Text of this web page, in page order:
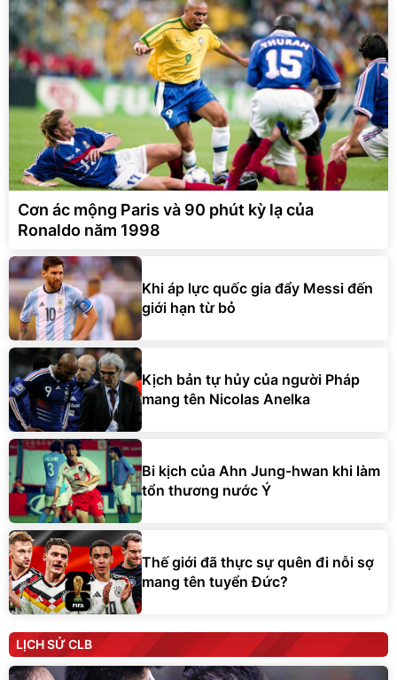
Cơn ác mộng Paris và 90 phút kỳ lạ của
Ronaldo năm 1998
Khi áp lực quốc gia đẩy Messi đến
giới hạn từ bỏ
Kịch bản tự hủy của người Pháp
mang tên Nicolas Anelka
Bi kịch của Ahn Jung-hwan khi làm
tổn thương nước Ý
Thế giới đã thực sự quên đi nỗi sợ
mang tên tuyển Đức?
LỊCH SỬ CLB